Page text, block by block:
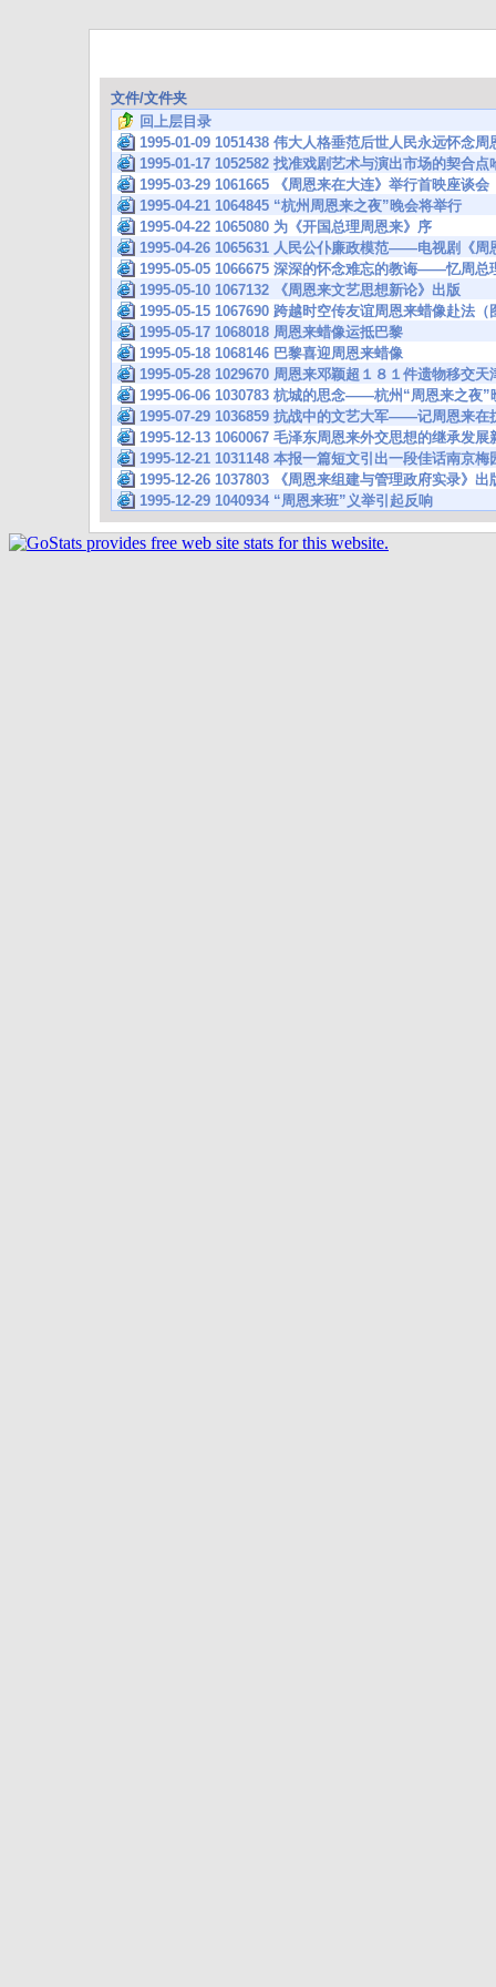
文件/文件夹
回上层目录
1995-01-09 1051438 伟大人格垂范后世人民永远怀念周
1995-01-17 1052582 找准戏剧艺术与演出市场的契合
1995-03-29 1061665 《周恩来在大连》举行首映座谈会
1995-04-21 1064845 “杭州周恩来之夜”晚会将举行
1995-04-22 1065080 为《开国总理周恩来》序
1995-04-26 1065631 人民公仆廉政模范——电视剧《周
1995-05-05 1066675 深深的怀念难忘的教诲——忆周总
1995-05-10 1067132 《周恩来文艺思想新论》出版
1995-05-15 1067690 跨越时空传友谊周恩来蜡像赴法（
1995-05-17 1068018 周恩来蜡像运抵巴黎
1995-05-18 1068146 巴黎喜迎周恩来蜡像
1995-05-28 1029670 周恩来邓颖超１８１件遗物移交天
1995-06-06 1030783 杭城的思念——杭州“周恩来之夜”
1995-07-29 1036859 抗战中的文艺大军——记周恩来在
1995-12-13 1060067 毛泽东周恩来外交思想的继承发
1995-12-21 1031148 本报一篇短文引出一段佳话南京
1995-12-26 1037803 《周恩来组建与管理政府实录》出
1995-12-29 1040934 “周恩来班”义举引起反响